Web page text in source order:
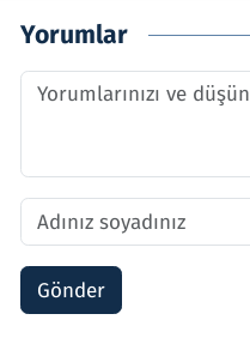
Yorumlar
Gönder